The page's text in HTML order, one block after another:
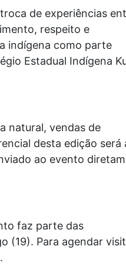
de experiências
respeito e
indígena como parte
Estadual Indígena
natural, vendas de
desta edição será
ao evento
faz parte das
(19). Para agendar
.